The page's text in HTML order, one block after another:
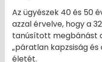
Az ügyészek 40 és 50
azzal érvelve, hogy a
tanúsított megbánást
„páratlan kapzsiság
életét.